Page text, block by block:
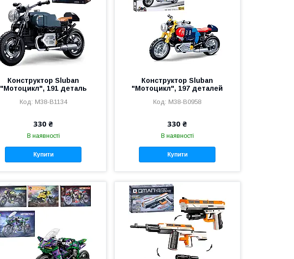
Конструктор Sluban
"Мотоцикл", 191 деталь
M38-B1134
330 ₴
В наявності
Купити
Конструктор Sluban
"Мотоцикл", 197 деталей
M38-B0958
330 ₴
В наявності
Купити